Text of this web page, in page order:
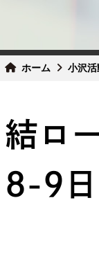
ホーム 小沢
結ロ
8-9